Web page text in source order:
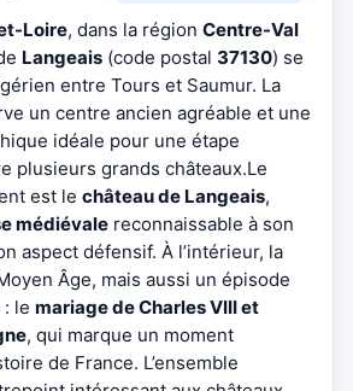
Loire, dans la région Centre-Val
Langeais (code postal 37130) se
entre Tours et Saumur. La
un centre ancien agréable et une
idéale pour une étape
plusieurs grands châteaux.Le
est le château de Langeais,
médiévale reconnaissable à son
aspect défensif. À l’intérieur, la
Âge, mais aussi un épisode
le mariage de Charles VIII et
, qui marque un moment
de France. L’ensemble